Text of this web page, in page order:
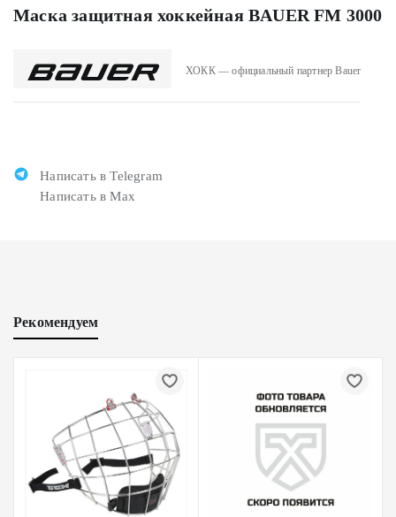
Маска защитная хоккейная BAUER FM 3000
ХОКК — официальный партнер Bauer
Написать в Telegram
Написать в Max
Рекомендуем